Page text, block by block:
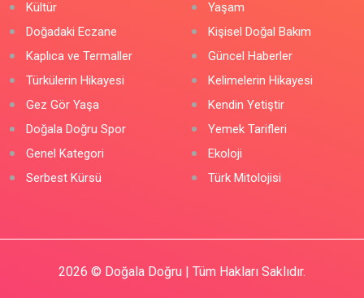
Kültür
Yaşam
Doğadaki Eczane
Kişisel Doğal Bakım
Kaplıca ve Termaller
Güncel Haberler
Türkülerin Hikayesi
Kelimelerin Hikayesi
Gez Gör Yaşa
Kendin Yetiştir
Doğala Doğru Spor
Yemek Tarifleri
Genel Kategori
Ekoloji
Serbest Kürsü
Türk Mitolojisi
2026 © Doğala Doğru | Tüm Hakları Saklıdır.